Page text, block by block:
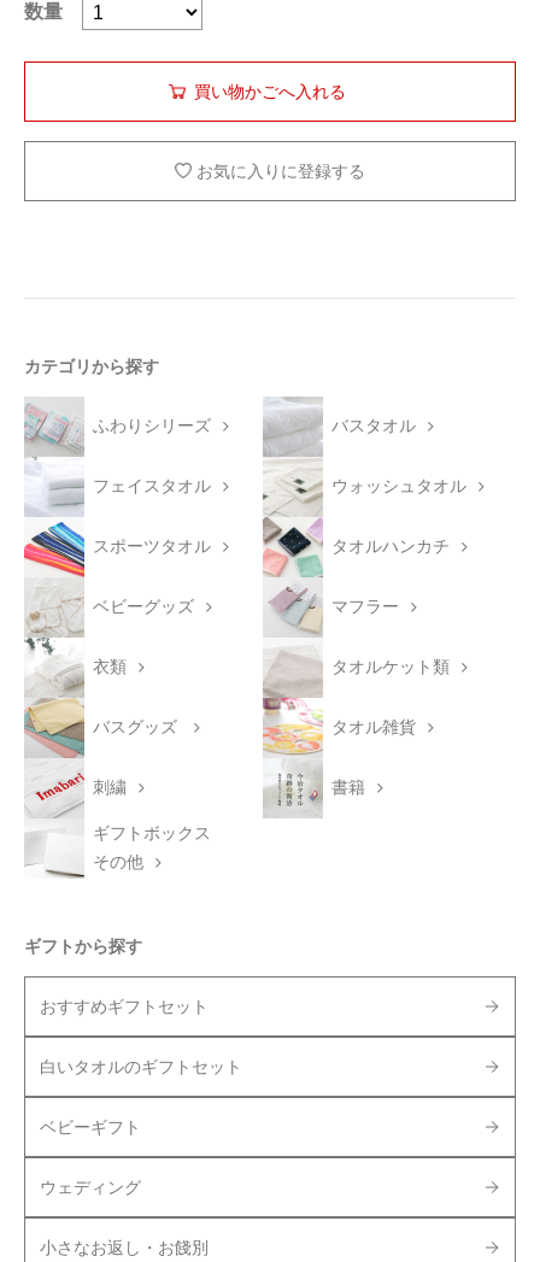
数量
お気に入りに登録する
カテゴリから探す
ふわりシリーズ バスタオル
フェイスタオル ウォッシュタオル
スポーツタオル タオルハンカチ
ベビーグッズ マフラー
衣類 タオルケット類
バスグッズ タオル雑貨
刺繍 書籍
ギフトボックス
その他
ギフトから探す
おすすめギフトセット
白いタオルのギフトセット
ベビーギフト
ウェディング
小さなお返し・お餞別